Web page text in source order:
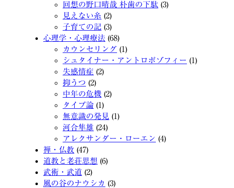
回想の野口晴哉 朴歯の下駄 (3)
見えない糸 (2)
子育ての記 (3)
心理学・心理療法 (68)
カウンセリング (1)
シュタイナー・アントロポゾフィー (1)
失感情症 (2)
抑うつ (2)
中年の危機 (2)
タイプ論 (1)
無意識の発見 (1)
河合隼雄 (24)
アレクサンダー・ローエン (4)
禅・仏教 (47)
道教と老荘思想 (6)
武術・武道 (2)
風の谷のナウシカ (3)